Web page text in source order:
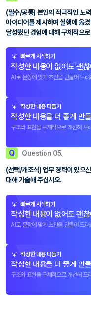
(필수/공통) 본인의 적극적인 노
아이디어를 제시하여 실행에 옮
달성했던 경험에 대해 구체적으
빠르게 시작하기
작성한 내용이 없어도 괜
AI로 문항에 맞게 초안을 만들어 드려
작성한 내용 다듬기
작성한 내용을 더 좋게 만
구조와 표현을 구체적으로 개선해 드
Q Question 05.
(선택/개조식) 업무 경력이 있으
대해 기술해 주십시오.
빠르게 시작하기
작성한 내용이 없어도 괜
AI로 문항에 맞게 초안을 만들어 드려
작성한 내용 다듬기
작성한 내용을 더 좋게 만
구조와 표현을 구체적으로 개선해 드